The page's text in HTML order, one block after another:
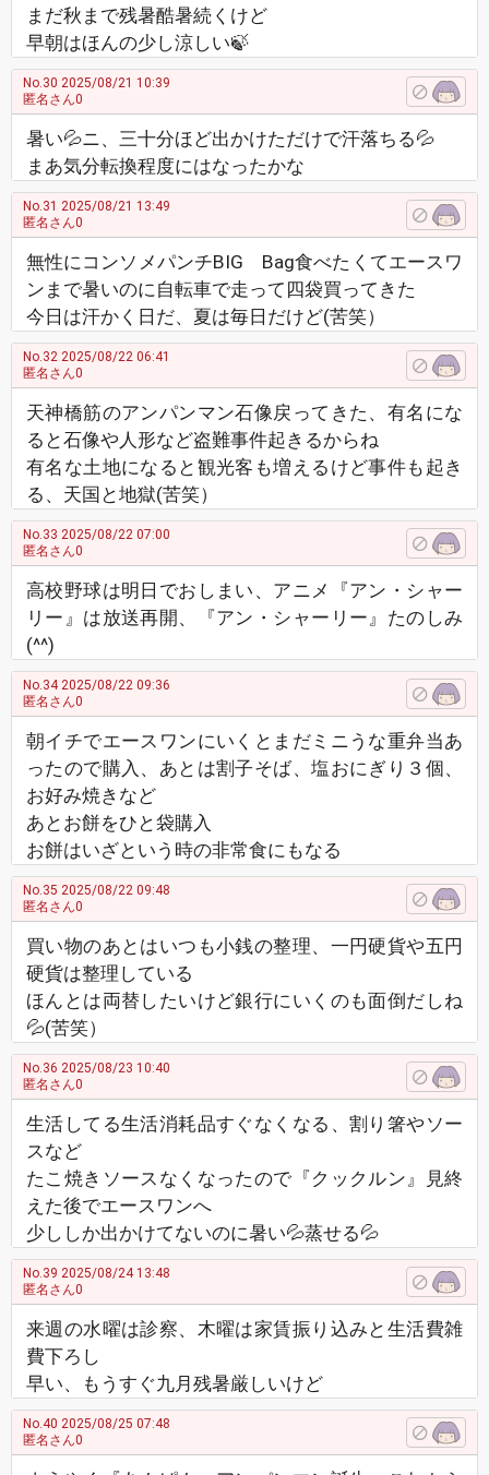
まだ秋まで残暑酷暑続くけど
早朝はほんの少し涼しい🍃
No.30 2025/08/21 10:39
匿名さん0
暑い💦ニ、三十分ほど出かけただけで汗落ちる💦
まあ気分転換程度にはなったかな
No.31 2025/08/21 13:49
匿名さん0
無性にコンソメパンチBIG Bag食べたくてエースワ
ンまで暑いのに自転車で走って四袋買ってきた
今日は汗かく日だ、夏は毎日だけど(苦笑）
No.32 2025/08/22 06:41
匿名さん0
天神橋筋のアンパンマン石像戻ってきた、有名にな
ると石像や人形など盗難事件起きるからね
有名な土地になると観光客も増えるけど事件も起き
る、天国と地獄(苦笑）
No.33 2025/08/22 07:00
匿名さん0
高校野球は明日でおしまい、アニメ『アン・シャー
リー』は放送再開、『アン・シャーリー』たのしみ
(^^)
No.342025/08/22 09:36
匿名さん0
朝イチでエースワンにいくとまだミニうな重弁当あ
ったので購入、あとは割子そば、塩おにぎり３個、
お好み焼きなど
あとお餅をひと袋購入
お餅はいざという時の非常食にもなる
No.35 2025/08/22 09:48
匿名さん0
買い物のあとはいつも小銭の整理、一円硬貨や五円
硬貨は整理している
ほんとは両替したいけど銀行にいくのも面倒だしね
💦(苦笑）
No.36 2025/08/23 10:40
匿名さん0
生活してる生活消耗品すぐなくなる、割り箸やソー
スなど
たこ焼きソースなくなったので『クックルン』見終
えた後でエースワンへ
少ししか出かけてないのに暑い💦蒸せる💦
No.39 2025/08/24 13:48
匿名さん0
来週の水曜は診察、木曜は家賃振り込みと生活費雑
費下ろし
早い、もうすぐ九月残暑厳しいけど
No.40 2025/08/25 07:48
匿名さん0